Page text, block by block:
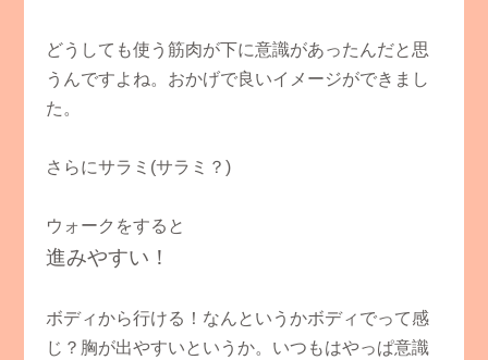
どうしても使う筋肉が下に意識があったんだと思
うんですよね。おかげで良いイメージができまし
た。
さらにサラミ(サラミ？)
ウォークをすると
進みやすい！
ボディから行ける！なんというかボディでって感
じ？胸が出やすいというか。いつもはやっぱ意識